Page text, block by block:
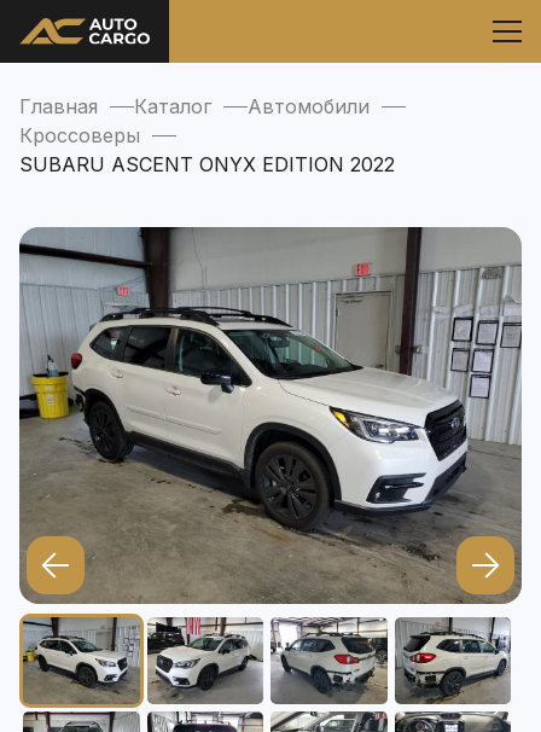
Главная Каталог
Автомобили
Кроссоверы
SUBARU ASCENT ONYX EDITION 2022